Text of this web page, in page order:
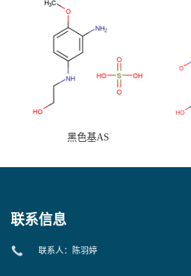
黑色基AS
联系信息
联系人：陈羽婷